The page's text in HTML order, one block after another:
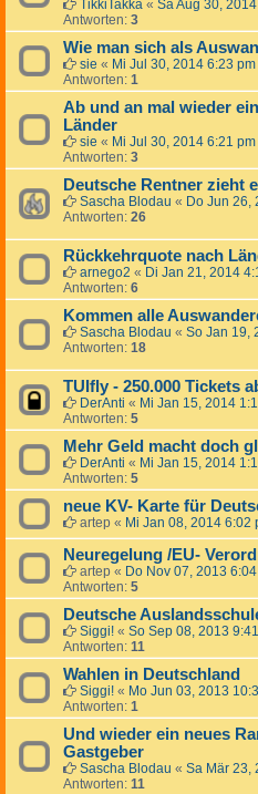
TikkiTakka « Sa Aug 30,
Antworten: 3
Wie man sich als
sie « Mi Jul 30, 2014 6:23 pm
Antworten: 1
Ab und an mal wieder
Länder
sie « Mi Jul 30, 2014 6:21 pm
Antworten: 3
Deutsche Rentner zieht
Sascha Blodau « Do Jun 26,
Antworten: 26
Rückkehrquote nach
arnego2 « Di Jan 21, 2014
Antworten: 6
Kommen alle
Sascha Blodau « So Jan 19,
Antworten: 18
TUIfly - 250.000 Tickets
DerAnti « Mi Jan 15, 2014
Antworten: 5
Mehr Geld macht doch
DerAnti « Mi Jan 15, 2014
Antworten: 5
neue KV- Karte für
artep « Mi Jan 08, 2014 6:02
Neuregelung /EU-
artep « Do Nov 07, 2013
Antworten: 5
Deutsche
Siggi! « So Sep 08, 2013
Antworten: 11
Wahlen in Deutschland
Siggi! « Mo Jun 03, 2013
Antworten: 1
Und wieder ein neues
Gastgeber
Sascha Blodau « Sa Mär 23,
Antworten: 11